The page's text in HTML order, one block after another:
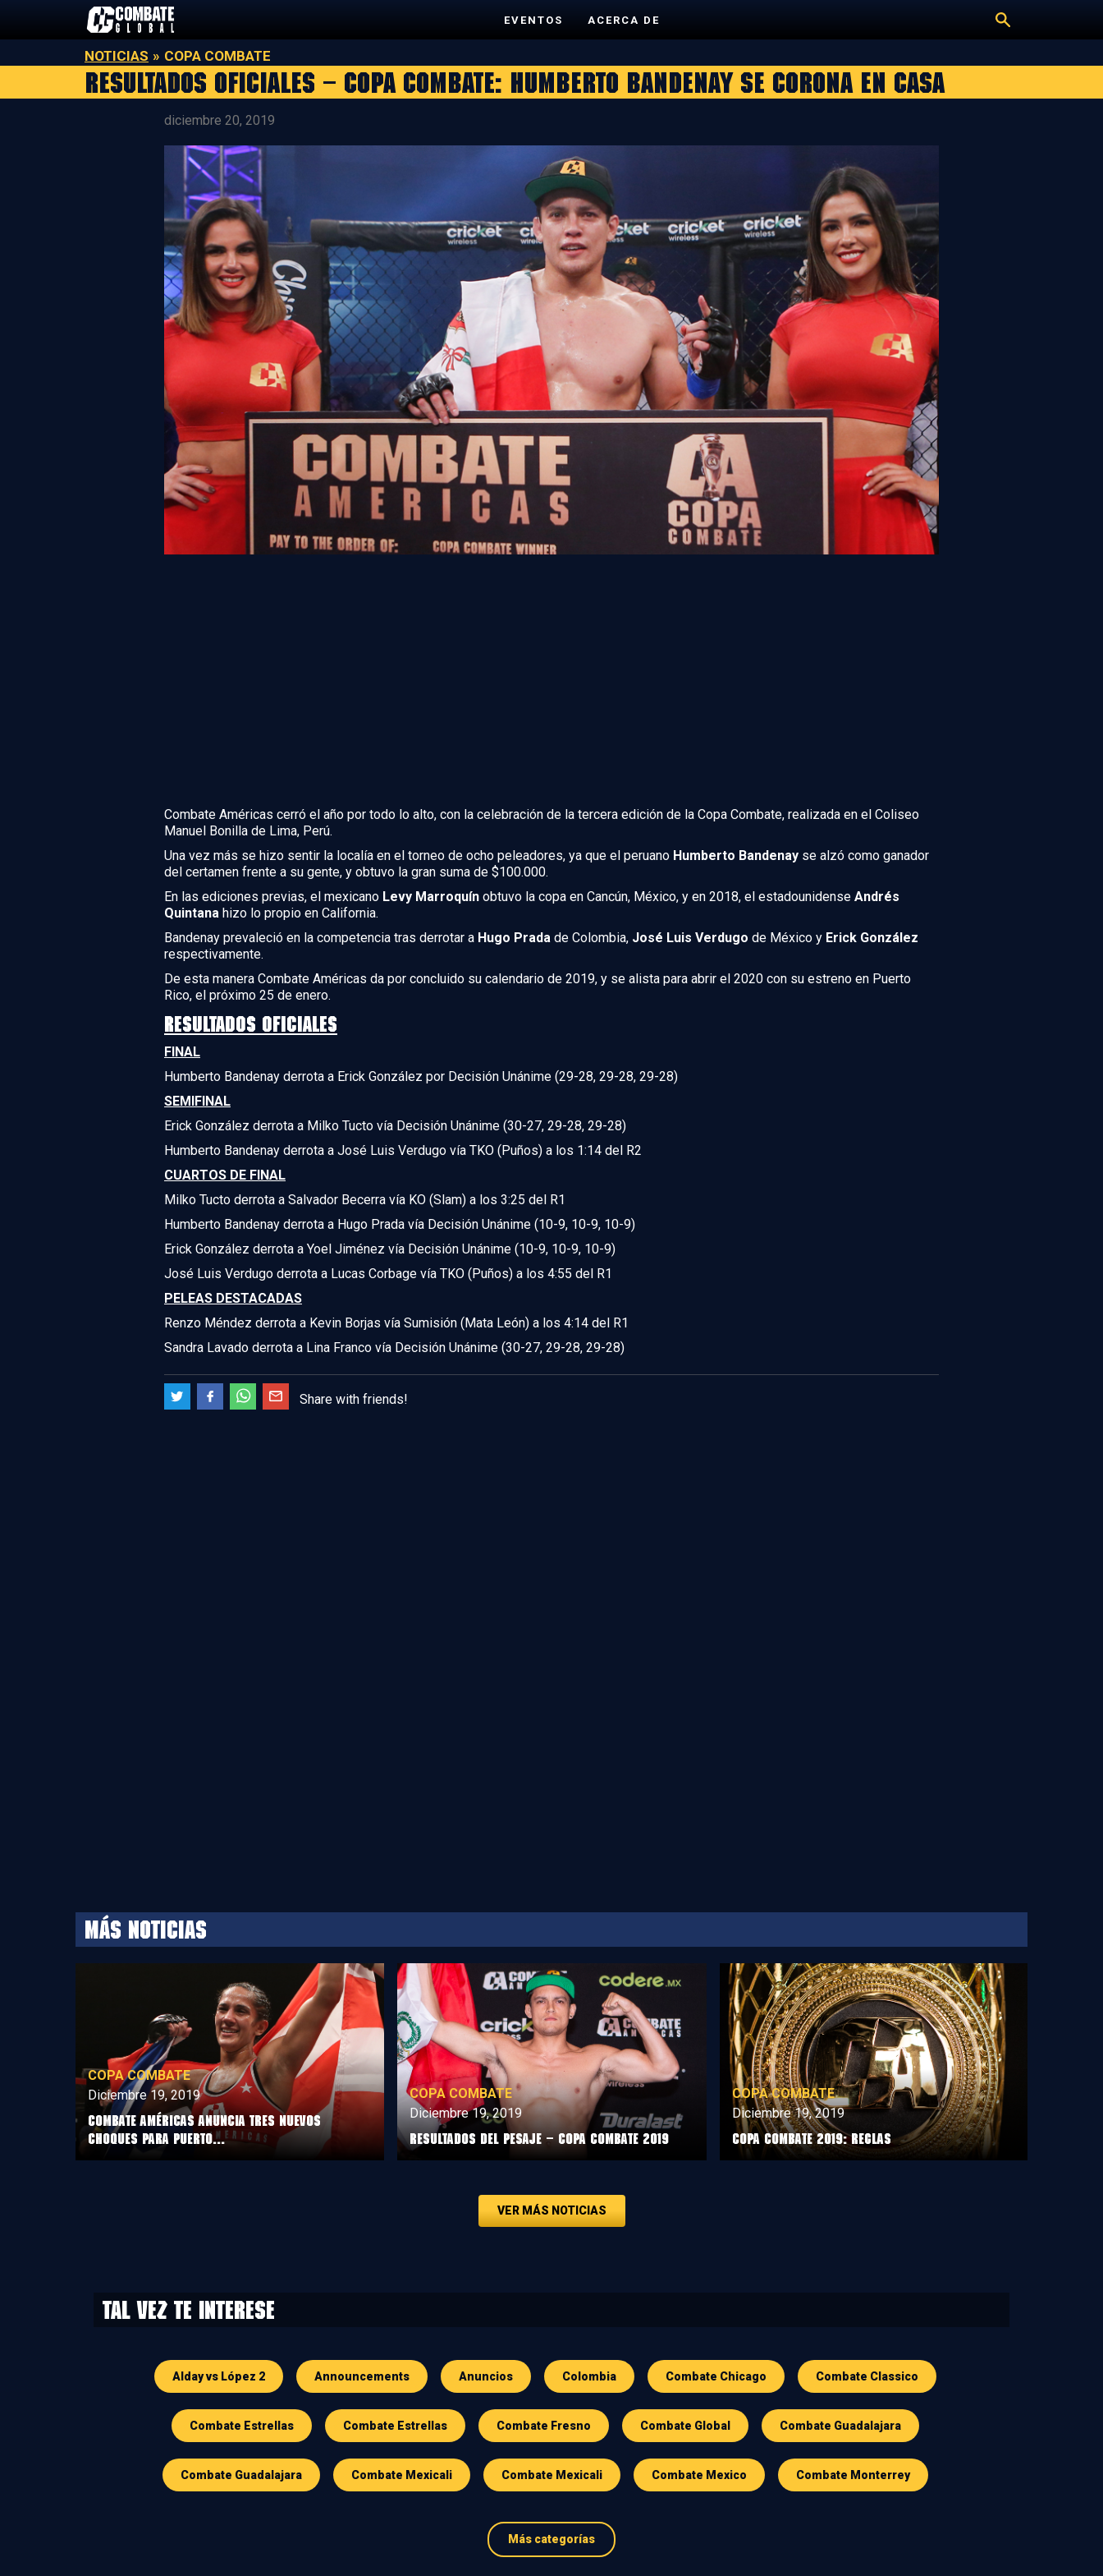
EVENTOS ACERCA DE
NOTICIAS » COPA COMBATE
Resultados Oficiales – Copa Combate: Humberto Bandenay se corona en casa
diciembre 20, 2019
Combate Américas cerró el año por todo lo alto, con la celebración de la tercera edición de la Copa Combate, realizada en el Coliseo
Manuel Bonilla de Lima, Perú.
Una vez más se hizo sentir la localía en el torneo de ocho peleadores, ya que el peruano Humberto Bandenay se alzó como ganador
del certamen frente a su gente, y obtuvo la gran suma de $100.000.
En las ediciones previas, el mexicano Levy Marroquín obtuvo la copa en Cancún, México, y en 2018, el estadounidense Andrés
Quintana hizo lo propio en California.
Bandenay prevaleció en la competencia tras derrotar a Hugo Prada de Colombia, José Luis Verdugo de México y Erick González
respectivamente.
De esta manera Combate Américas da por concluido su calendario de 2019, y se alista para abrir el 2020 con su estreno en Puerto
Rico, el próximo 25 de enero.
RESULTADOS OFICIALES
FINAL
Humberto Bandenay derrota a Erick González por Decisión Unánime (29-28, 29-28, 29-28)
SEMIFINAL
Erick González derrota a Milko Tucto vía Decisión Unánime (30-27, 29-28, 29-28)
Humberto Bandenay derrota a José Luis Verdugo vía TKO (Puños) a los 1:14 del R2
CUARTOS DE FINAL
Milko Tucto derrota a Salvador Becerra vía KO (Slam) a los 3:25 del R1
Humberto Bandenay derrota a Hugo Prada vía Decisión Unánime (10-9, 10-9, 10-9)
Erick González derrota a Yoel Jiménez vía Decisión Unánime (10-9, 10-9, 10-9)
José Luis Verdugo derrota a Lucas Corbage vía TKO (Puños) a los 4:55 del R1
PELEAS DESTACADAS
Renzo Méndez derrota a Kevin Borjas vía Sumisión (Mata León) a los 4:14 del R1
Sandra Lavado derrota a Lina Franco vía Decisión Unánime (30-27, 29-28, 29-28)
Share with friends!
MÁS NOTICIAS
COPA COMBATE
Diciembre 19, 2019
Combate Américas anuncia tres nuevos
choques para Puerto...
COPA COMBATE
Diciembre 19, 2019
Resultados del Pesaje – Copa Combate 2019
COPA COMBATE
Diciembre 19, 2019
Copa Combate 2019: Reglas
VER MÁS NOTICIAS
Tal vez te interese
Alday vs López 2 Announcements Anuncios Colombia Combate Chicago Combate Classico
Combate Estrellas Combate Estrellas Combate Fresno Combate Global Combate Guadalajara
Combate Guadalajara Combate Mexicali Combate Mexicali Combate Mexico Combate Monterrey
Más categorías